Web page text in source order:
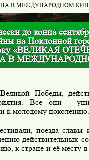
В МЕЖДУНАРОДНОМ
до конца
на Поклонной
«ВЕЛИКАЯ
В
Победы,
Все они -
к молодому поколению.
поезда
действительных
к стране и её месту